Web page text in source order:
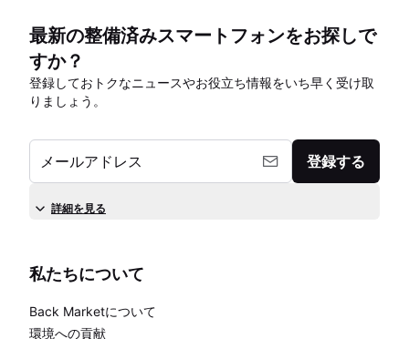
最新の整備済みスマートフォンをお探しで
すか？
登録しておトクなニュースやお役立ち情報をいち早く受け取
りましょう。
メールアドレス 登録する
詳細を見る
私たちについて
Back Marketについて
環境への貢献